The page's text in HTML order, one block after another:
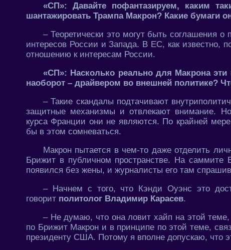
«СП»: Давайте пофантазируем, каким
шантажировать Трампа Макрон? Какие бумаги
– Теоретически это могут быть соглашения
интересов России и Запада. В ЕС, как известно,
отношению к интересам России.
«СП»: Насколько реально для Макрона
наоборот – драйвером во внешней политике?
– Такие скандалы подтачивают
защитные механизмы и отвлекают внимание.
курса Франции они не являются. По крайней
бы в этом сомневаться.
Макрон пытается в чем-то даже отделить
Брижит в публичном пространстве. На
появился без жены, и журналисты его там
– Начнем с того, что Кэнди Оуэнс это
говорит политолог Владимир Карасев.
– Не думаю, что она ловит хайп на этой теме,
по Брижит Макрон и в принципе по этой теме,
президенту США. Потому я вполне допускаю, что